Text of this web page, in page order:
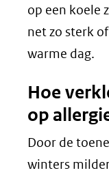
op een koele
net zo sterk
warme dag.
Hoe
op
Door de
winters